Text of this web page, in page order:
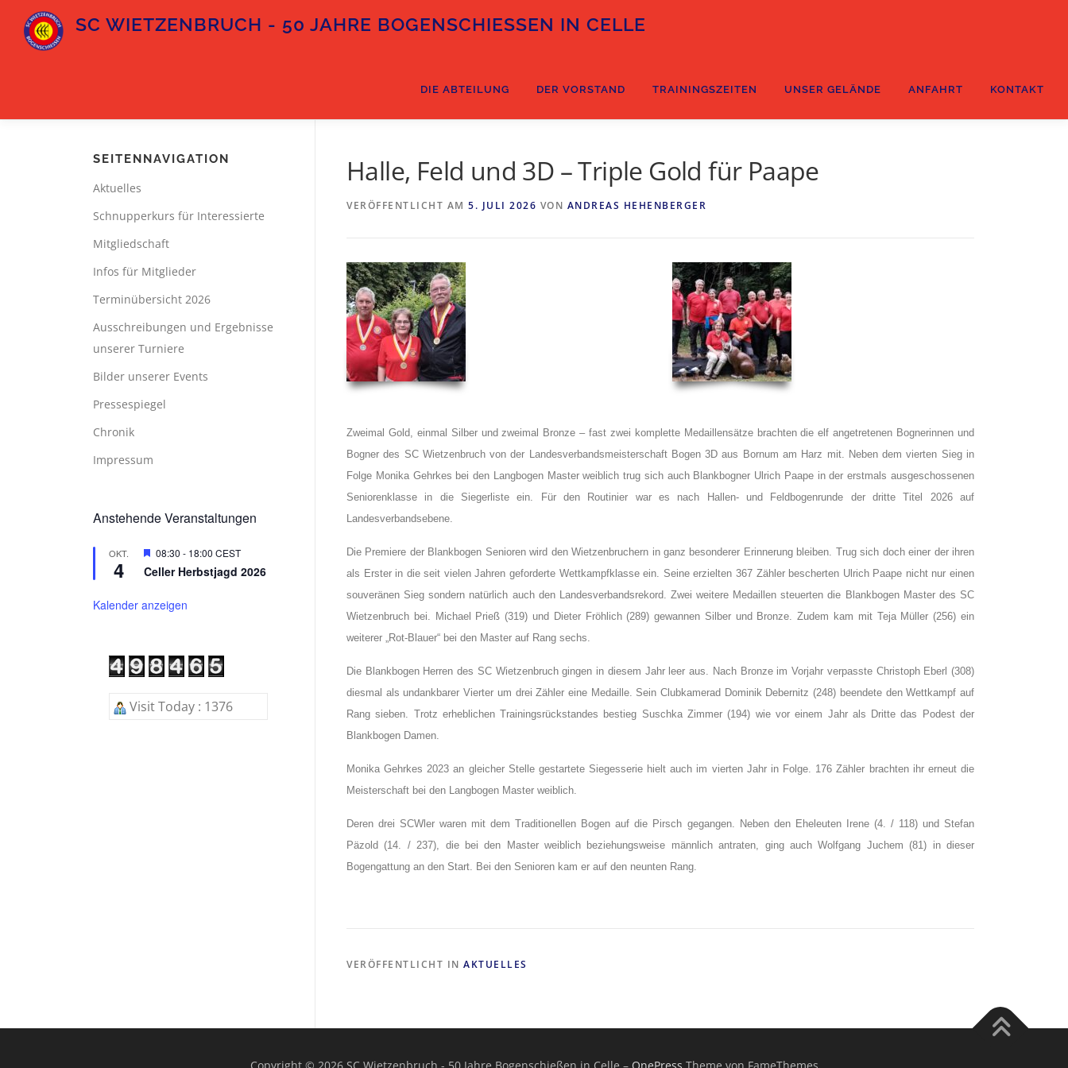
Inhalt
springen
SC WIETZENBRUCH - 50 JAHRE BOGENSCHIESSEN IN CELLE
DIE ABTEILUNG DER VORSTAND TRAININGSZEITEN UNSER GELÄNDE ANFAHRT KONTAKT
Halle, Feld und 3D – Triple Gold für Paape
VERÖFFENTLICHT AM 5. JULI 2026 VON ANDREAS HEHENBERGER
Zweimal Gold, einmal Silber und zweimal Bronze – fast zwei komplette Medaillensätze brachten die elf angetretenen Bognerinnen und
Bogner des SC Wietzenbruch von der Landesverbandsmeisterschaft Bogen 3D aus Bornum am Harz mit. Neben dem vierten Sieg in
Folge Monika Gehrkes bei den Langbogen Master weiblich trug sich auch Blankbogner Ulrich Paape in der erstmals ausgeschossenen
Seniorenklasse in die Siegerliste ein. Für den Routinier war es nach Hallen- und Feldbogenrunde der dritte Titel 2026 auf
Landesverbandsebene.
Die Premiere der Blankbogen Senioren wird den Wietzenbruchern in ganz besonderer Erinnerung bleiben. Trug sich doch einer der ihren
als Erster in die seit vielen Jahren geforderte Wettkampfklasse ein. Seine erzielten 367 Zähler bescherten Ulrich Paape nicht nur einen
souveränen Sieg sondern natürlich auch den Landesverbandsrekord. Zwei weitere Medaillen steuerten die Blankbogen Master des SC
Wietzenbruch bei. Michael Prieß (319) und Dieter Fröhlich (289) gewannen Silber und Bronze. Zudem kam mit Teja Müller (256) ein
weiterer „Rot-Blauer“ bei den Master auf Rang sechs.
Die Blankbogen Herren des SC Wietzenbruch gingen in diesem Jahr leer aus. Nach Bronze im Vorjahr verpasste Christoph Eberl (308)
diesmal als undankbarer Vierter um drei Zähler eine Medaille. Sein Clubkamerad Dominik Debernitz (248) beendete den Wettkampf auf
Rang sieben. Trotz erheblichen Trainingsrückstandes bestieg Suschka Zimmer (194) wie vor einem Jahr als Dritte das Podest der
Blankbogen Damen.
Monika Gehrkes 2023 an gleicher Stelle gestartete Siegesserie hielt auch im vierten Jahr in Folge. 176 Zähler brachten ihr erneut die
Meisterschaft bei den Langbogen Master weiblich.
Deren drei SCWler waren mit dem Traditionellen Bogen auf die Pirsch gegangen. Neben den Eheleuten Irene (4. / 118) und Stefan
Päzold (14. / 237), die bei den Master weiblich beziehungsweise männlich antraten, ging auch Wolfgang Juchem (81) in dieser
Bogengattung an den Start. Bei den Senioren kam er auf den neunten Rang.
VERÖFFENTLICHT IN AKTUELLES
SEITENNAVIGATION
Aktuelles
Schnupperkurs für Interessierte
Mitgliedschaft
Infos für Mitglieder
Terminübersicht 2026
Ausschreibungen und Ergebnisse
unserer Turniere
Bilder unserer Events
Pressespiegel
Chronik
Impressum
Anstehende Veranstaltungen
OKT.
4
Hervorgehoben
08:30 - 18:00 CEST
Celler Herbstjagd 2026
Kalender anzeigen
Visit Today : 1376